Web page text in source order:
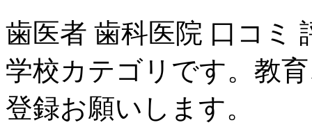
歯医者 歯科医院 口コミ
学校カテゴリです。教
登録お願いします。